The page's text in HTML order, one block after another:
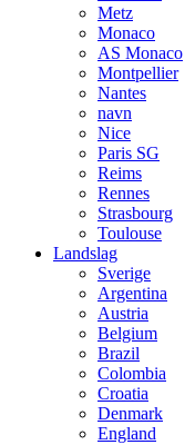
Metz
Monaco
AS Monaco
Montpellier
Nantes
navn
Nice
Paris SG
Reims
Rennes
Strasbourg
Toulouse
Landslag
Sverige
Argentina
Austria
Belgium
Brazil
Colombia
Croatia
Denmark
England